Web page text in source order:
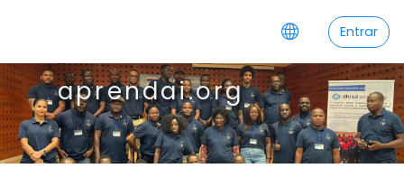
Entrar
aprendai.org